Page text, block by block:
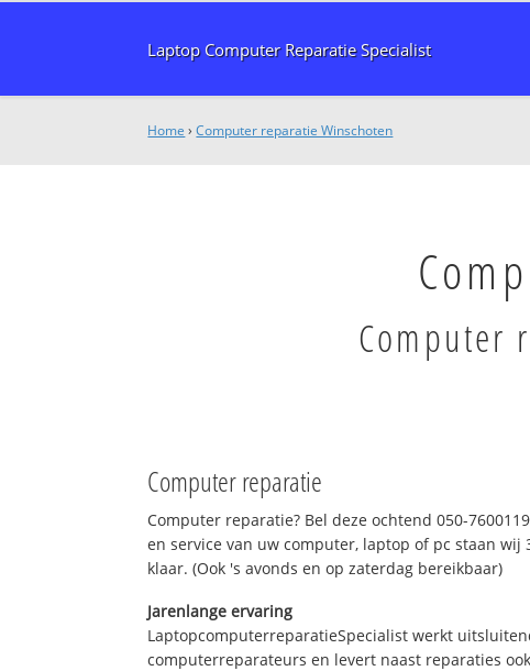
Laptop Computer Reparatie Specialist
Home ›Computer reparatie Winschoten
Computer
Computer reparatie
Computer reparatie? Bel deze ochtend 050-
en service van uw computer, laptop of pc staan wij
klaar. (Ook 's avonds en op zaterdag bereikbaar)
Jarenlange ervaring
LaptopcomputerreparatieSpecialist werkt
computerreparateurs en levert naast reparaties